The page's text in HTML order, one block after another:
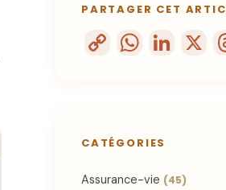
Assurance-vie (45)